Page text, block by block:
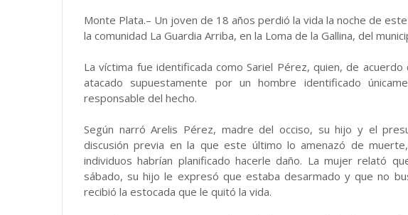
Monte Plata.– Un joven de 18 años perdió la vida la noche de
la comunidad La Guardia Arriba, en la Loma de la Gallina, del
La víctima fue identificada como Sariel Pérez, quien, de
atacado supuestamente por un hombre identificado
responsable del hecho.
Según narró Arelis Pérez, madre del occiso, su hijo y el
discusión previa en la que este último lo amenazó de
individuos habrían planificado hacerle daño. La mujer relató
sábado, su hijo le expresó que estaba desarmado y que no
recibió la estocada que le quitó la vida.